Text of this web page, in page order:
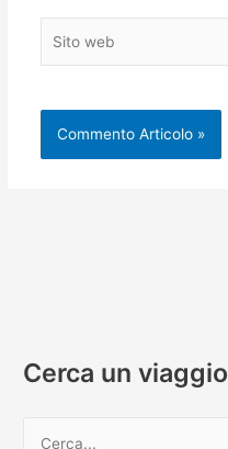
web
Cerca un viaggio